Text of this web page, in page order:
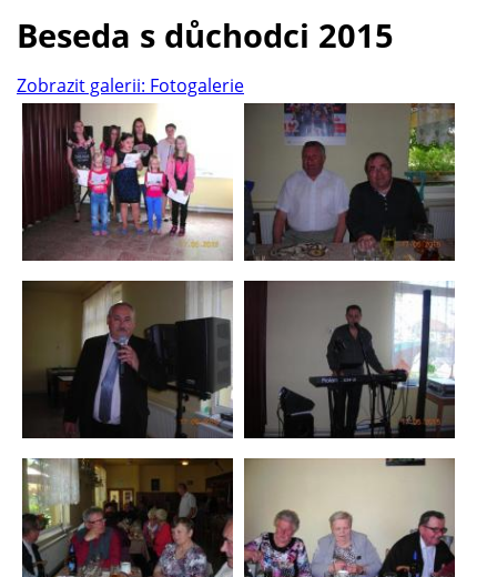
Beseda s důchodci 2015
Zobrazit galerii: Fotogalerie